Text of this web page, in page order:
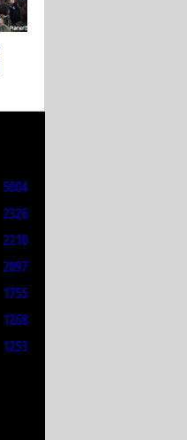
5004
2326
2210
2097
1755
1268
1253